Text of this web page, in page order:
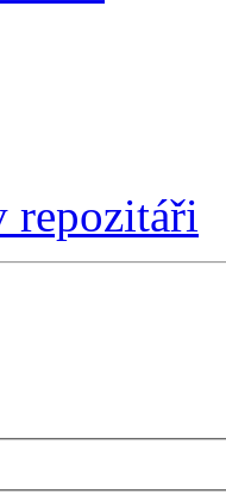
repozitáři